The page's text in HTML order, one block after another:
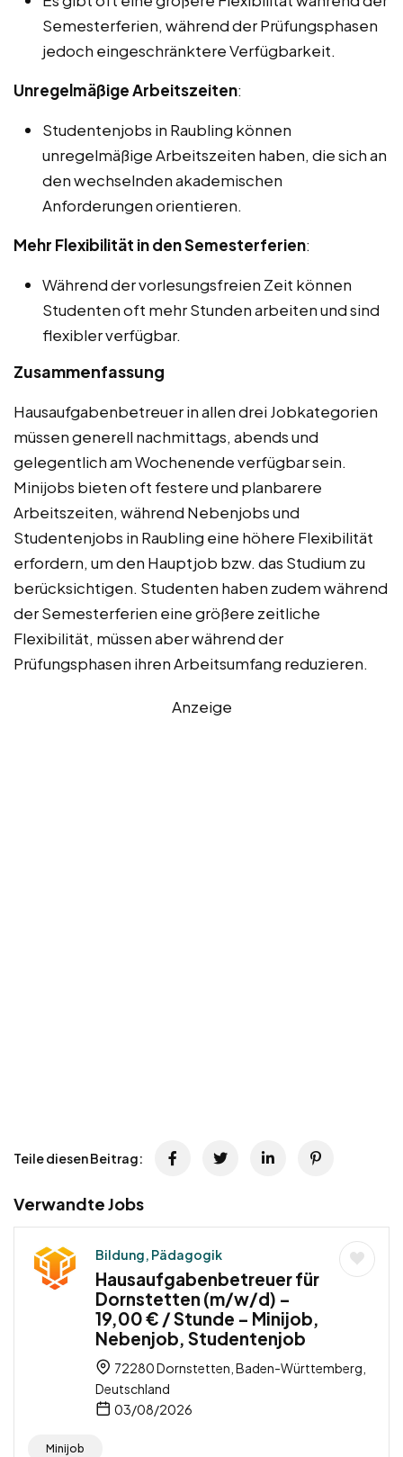
Semesterferien, während der Prüfungsphasen
jedoch eingeschränktere Verfügbarkeit.
Unregelmäßige Arbeitszeiten:
Studentenjobs in Raubling können
unregelmäßige Arbeitszeiten haben, die sich an
den wechselnden akademischen
Anforderungen orientieren.
Mehr Flexibilität in den Semesterferien:
Während der vorlesungsfreien Zeit können
Studenten oft mehr Stunden arbeiten und sind
flexibler verfügbar.
Zusammenfassung
Hausaufgabenbetreuer in allen drei Jobkategorien
müssen generell nachmittags, abends und
gelegentlich am Wochenende verfügbar sein.
Minijobs bieten oft festere und planbarere
Arbeitszeiten, während Nebenjobs und
Studentenjobs in Raubling eine höhere Flexibilität
erfordern, um den Hauptjob bzw. das Studium zu
berücksichtigen. Studenten haben zudem während
der Semesterferien eine größere zeitliche
Flexibilität, müssen aber während der
Prüfungsphasen ihren Arbeitsumfang reduzieren.
Anzeige
Teile diesen Beitrag:
Verwandte Jobs
Bildung, Pädagogik
Hausaufgabenbetreuer für
Dornstetten (m/w/d) –
19,00 € / Stunde – Minijob,
Nebenjob, Studentenjob
72280 Dornstetten, Baden-Württemberg,
Deutschland
03/08/2026
Minijob